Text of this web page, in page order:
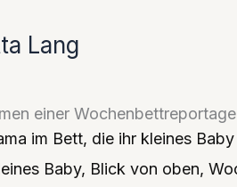
Lang
einer Wochenbettreportage